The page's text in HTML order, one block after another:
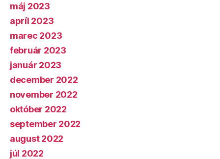
máj 2023
apríl 2023
marec 2023
február 2023
január 2023
december 2022
november 2022
október 2022
september 2022
august 2022
júl 2022